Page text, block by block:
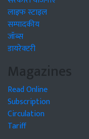
लाइफ स्टाइल
सम्पादकीय
जॉब्स
डायरेक्टरी
Magazines
Read Online
Subscription
Circulation
Tariff